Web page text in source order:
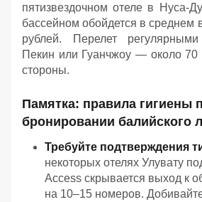
пятизвездочном отеле в Нуса-
бассейном обойдется в среднем
рублей. Перелет
Пекин или Гуанчжоу — около 70
стороны.
Памятка: правила гигиены
бронировании балийского
Требуйте подтверждения
некоторых отелях Улувату
Access скрывается выход к
на 10–15 номеров.